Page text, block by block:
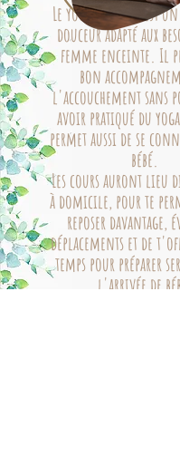
Le yoga prénatal est
douceur adapté aux
femme enceinte. Il
bon
l'accouchement sans
avoir pratiqué du
permet aussi de se
bébé.
Les cours auront lieu
à domicile, pour te
reposer davantage,
déplacements et de
temps pour préparer
l'arrivée de